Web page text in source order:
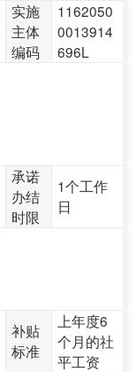
实施
主体
编码
1162050
0013914
696L
承诺
办结
时限
1个工作
日
补贴
标准
上年度6
个月的社
平工资